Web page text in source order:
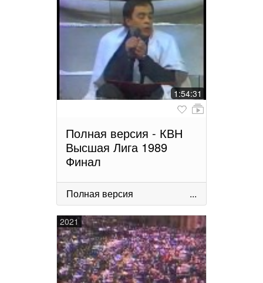
1:54:31
Полная версия - КВН
Высшая Лига 1989
Финал
Полная версия ...
2021